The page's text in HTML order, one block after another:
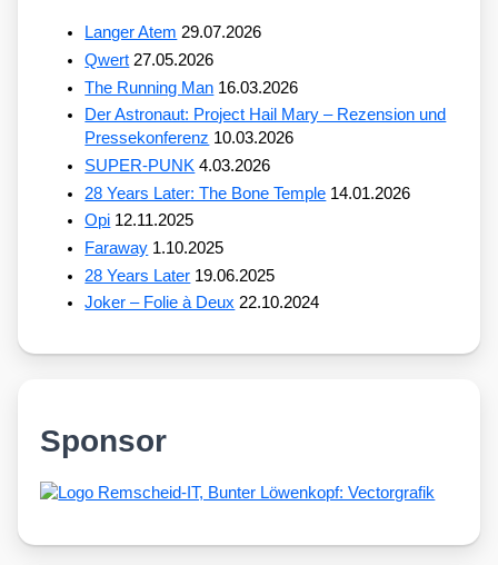
Langer Atem 29.07.2026
Qwert 27.05.2026
The Running Man 16.03.2026
Der Astronaut: Project Hail Mary – Rezension und
Pressekonferenz 10.03.2026
SUPER-PUNK 4.03.2026
28 Years Later: The Bone Temple 14.01.2026
Opi 12.11.2025
Faraway 1.10.2025
28 Years Later 19.06.2025
Joker – Folie à Deux 22.10.2024
Sponsor